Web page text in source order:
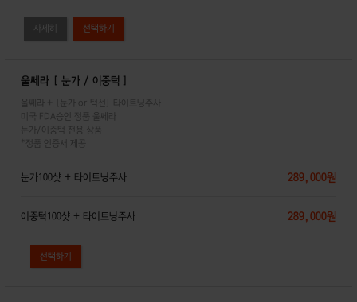
자세히
울쎄라 [ 눈가 / 이중턱 ]
울쎄라 + [눈가 or 턱선] 타이트닝주사
미국 FDA승인 정품 울쎄라
눈가/이중턱 전용 상품
*정품 인증서 제공
눈가100샷 + 타이트닝주사 289,000원
이중턱100샷 + 타이트닝주사 289,000원